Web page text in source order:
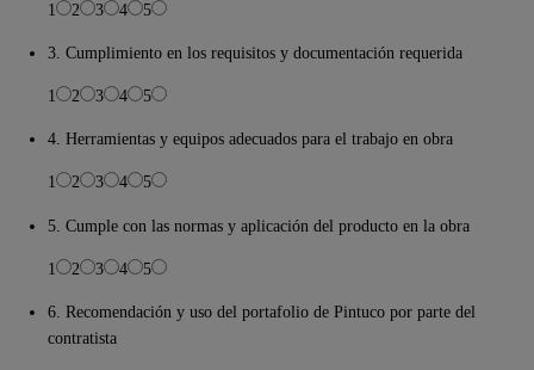
1 2 3 4 5
3. Cumplimiento en los requisitos y documentación requerida
1 2 3 4 5
4. Herramientas y equipos adecuados para el trabajo en obra
1 2 3 4 5
5. Cumple con las normas y aplicación del producto en la obra
1 2 3 4 5
6. Recomendación y uso del portafolio de Pintuco por parte del
contratista